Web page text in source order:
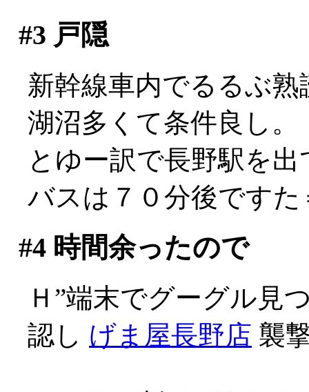
#3 戸隠
新幹線車内でるるぶ
湖沼多くて条件良し。
とゆー訳で長野駅を
バスは７０分後です
#4時間余ったので
Ｈ”端末でグーグル見
認し げま屋長野店 襲